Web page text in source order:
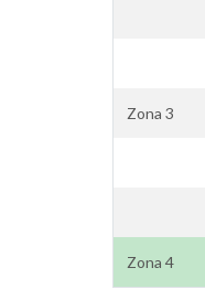
Zona 3
Zona 4